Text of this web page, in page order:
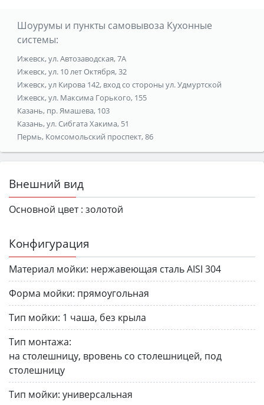
Шоурумы и пункты самовывоза Кухонные
системы:
Ижевск, ул. Автозаводская, 7А
Ижевск, ул. 10 лет Октября, 32
Ижевск, ул Кирова 142, вход со стороны ул. Удмуртской
Ижевск, ул. Максима Горького, 155
Казань, пр. Ямашева, 103
Казань, ул. Сибгата Хакима, 51
Пермь, Комсомольский проспект, 86
Внешний вид
Основной цвет : золотой
Конфигурация
Материал мойки: нержавеющая сталь AISI 304
Форма мойки: прямоугольная
Тип мойки: 1 чаша, без крыла
Тип монтажа:
на столешницу, вровень со столешницей, под
столешницу
Тип мойки: универсальная